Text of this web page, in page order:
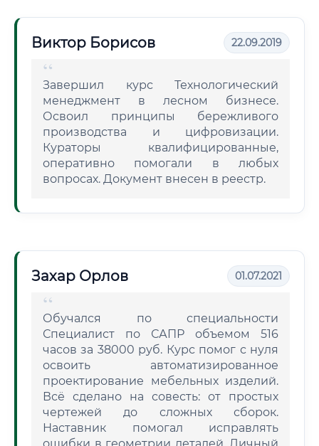
Виктор Борисов 22.09.2019
Завершил курс Технологический
менеджмент в лесном бизнесе.
Освоил принципы бережливого
производства и цифровизации.
Кураторы квалифицированные,
оперативно помогали в любых
вопросах. Документ внесен в реестр.
Захар Орлов 01.07.2021
Обучался по специальности
Специалист по САПР объемом 516
часов за 38000 руб. Курс помог с нуля
освоить автоматизированное
проектирование мебельных изделий.
Всё сделано на совесть: от простых
чертежей до сложных сборок.
Наставник помогал исправлять